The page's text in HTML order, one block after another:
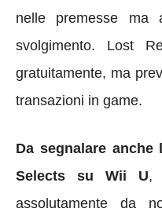
nelle premesse ma
svolgimento. Lost
gratuitamente, ma
transazioni in game.
Da segnalare
Selects su Wii U,
assolutamente da